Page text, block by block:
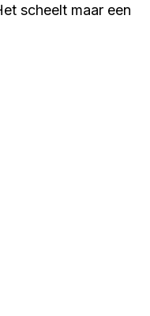
scheelt maar een